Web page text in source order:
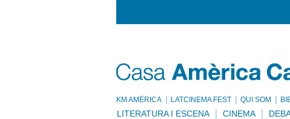
KM AMÈRICA LATCINEMA FEST QUI SOM
LITERATURA I ESCENA CINEMA